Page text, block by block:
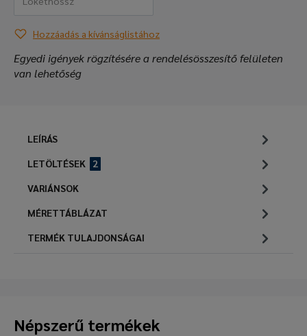
Hozzáadás a kívánságlistához
Egyedi igények rögzítésére a rendelésösszesítő felületen
van lehetőség
LEÍRÁS
LETÖLTÉSEK
2
VARIÁNSOK
MÉRETTÁBLÁZAT
TERMÉK TULAJDONSÁGAI
Népszerű termékek